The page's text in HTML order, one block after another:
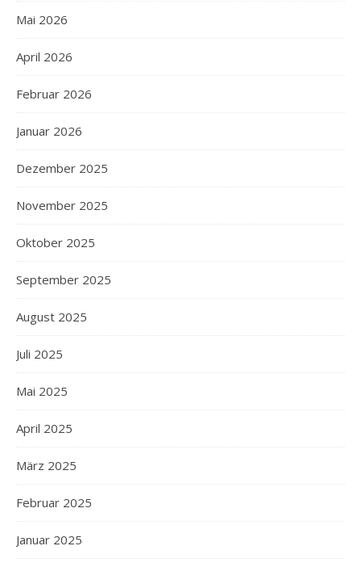
Mai 2026
April 2026
Februar 2026
Januar 2026
Dezember 2025
November 2025
Oktober 2025
September 2025
August 2025
Juli 2025
Mai 2025
April 2025
März 2025
Februar 2025
Januar 2025